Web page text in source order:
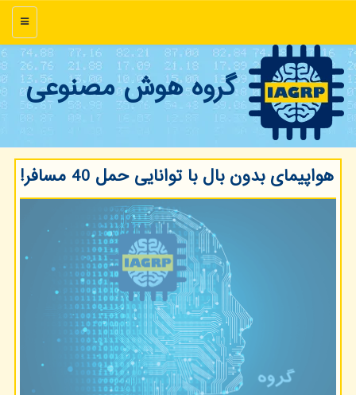
منو
گروه هوش مصنوعی
هواپیمای بدون بال با توانایی حمل 40 مسافر!